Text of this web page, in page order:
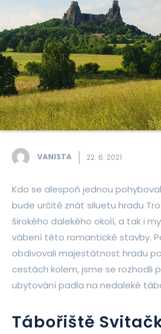
VANISTA 22. 6. 2021
Kdo se alespoň jednou
bude určitě znát siluetu hradu
širokého dalekého okolí, a tak i
vábení této romantické stavby.
obdivovali majestátnost hradu
cestách kolem, jsme se rozhodli
ubytování padla na nedaleké
Tábořiště